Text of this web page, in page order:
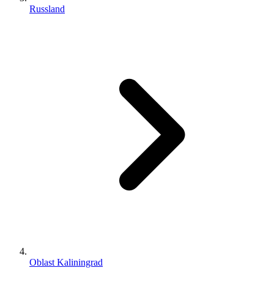
Russland
Oblast Kaliningrad